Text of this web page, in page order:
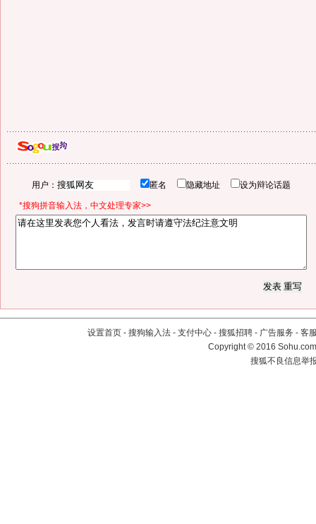
用户： 匿名 隐藏地址 设为辩论话题
*搜狗拼音输入法，中文处理专家>>
设置首页 - 搜狗输入法 - 支付中心 - 搜狐招聘 - 广告服务 - 客
Copyright©2016
搜狐不良信息举